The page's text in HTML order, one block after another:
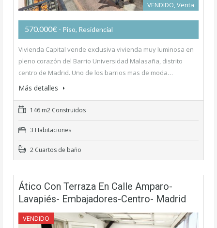
VENDIDO, Venta
570.000€ - Piso, Residencial
Vivienda Capital vende exclusiva vivienda muy luminosa en
pleno corazón del Barrio Universidad Malasaña, distrito
centro de Madrid. Uno de los barrios mas de moda…
Más detalles
146 m2 Construidos
3 Habitaciones
2 Cuartos de baño
Ático Con Terraza En Calle Amparo-
Lavapiés- Embajadores-Centro- Madrid
VENDIDO